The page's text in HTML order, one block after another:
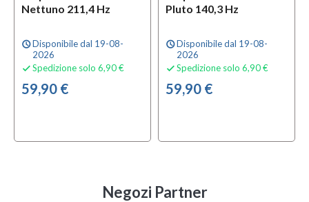
Nettuno 211,4 Hz
scheduleDisponibile dal 19-08-
2026
 Spedizione solo 6,90 €
59,90 €
Pluto 140,3 Hz
scheduleDisponibile dal 19-08-
2026
 Spedizione solo 6,90 €
59,90 €
Negozi Partner